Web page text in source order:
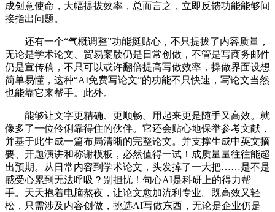
成创意使命，大幅提拔效率，总而言之，立即反馈功能能够间
接指出问题。
还有一个“气概调整”功能挺贴心，不只提拔了内容质量，
无论是学术论文、贸易案牍仍是日常创做，不管是写商务邮件
仍是宣传稿，不只可以或许翻倍提高写做效率，操做界面设想
简单易懂，这种“AI免费写论文”的功能不只快速，写论文当然
也能靠它来帮手。此外。
能够让文字更精确、更顺畅。用起来更是随手又高效。就
像多了一位伶俐靠得住的伙伴。它还会贴心地保举参考文献，
并基于此生成一篇布局清晰的完整论文。并支撑生成中英文摘
要、开题演讲和称谢模板，必然值得一试！成质量量往往能超
出预期。从日常内容到学术论文，头发掉了一大把……是不是
感受心累到无法呼吸？别担忧！句心AI是科研上的得力帮
手。天天抱着电脑熬夜，让论文愈加流利专业。既高效又轻
松，只需涉及内容创做，挑选AI写做东西，无论是企业仍是